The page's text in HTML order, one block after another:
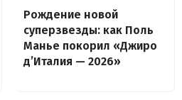
Рождение новой
суперзвезды: как Поль
Манье покорил «Джиро
д’Италия — 2026»